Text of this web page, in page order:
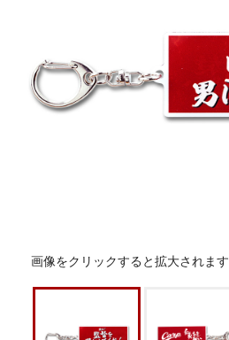
画像をクリックすると拡大されます